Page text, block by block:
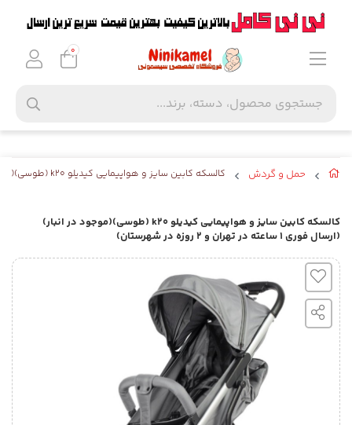
حمل و گردش کالسکه کابین سایز و هواپیمایی کیدیلو k20 (طوسی)(موجود در انبار) (ارسال فوری ۱ ساعته در تهران و ۲ روزه در شهرستان)
کالسکه کابین سایز و هواپیمایی کیدیلو k20 (طوسی)(موجود در انبار)
(ارسال فوری ۱ ساعته در تهران و ۲ روزه در شهرستان)
0